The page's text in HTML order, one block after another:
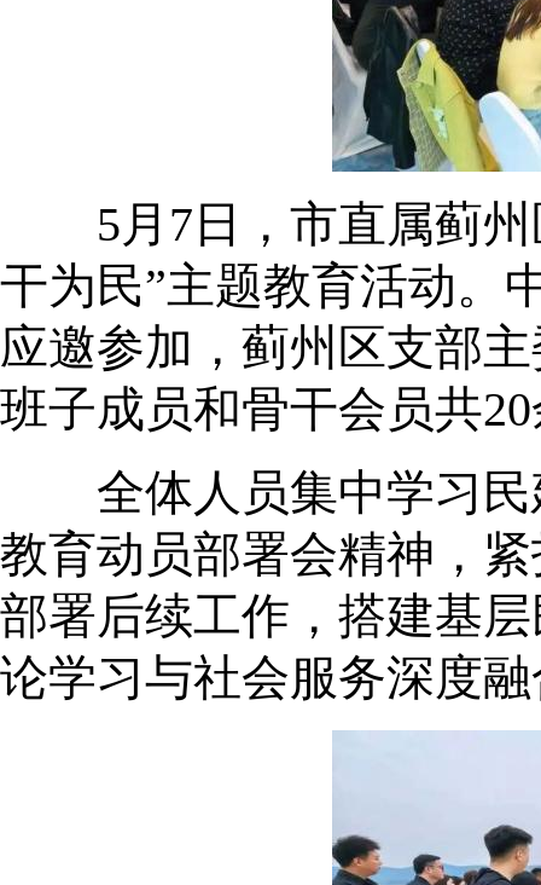
5月7日，市直属蓟州
干为民”主题教育活动。
应邀参加，蓟州区支部
班子成员和骨干会员共
全体人员集中学习民
教育动员部署会精神，
部署后续工作，搭建基
论学习与社会服务深度